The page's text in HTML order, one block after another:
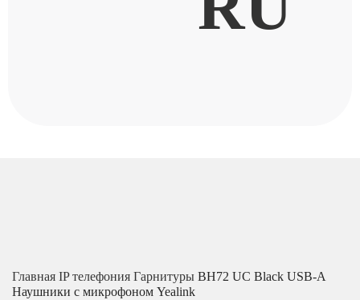
Главная IP телефония Гарнитуры BH72 UC Black USB-A
Наушники с микрофоном Yealink